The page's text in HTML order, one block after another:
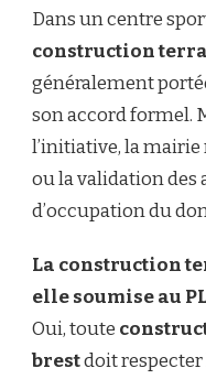
Dans un centre
construction
généralement
son accord formel.
l’initiative, la
ou la validation des
d’occupation du
La construction
elle soumise au
Oui, toute
brestdoit respecter